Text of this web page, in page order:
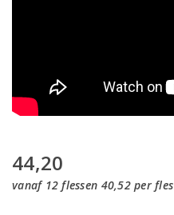
44,20
vanaf 12 flessen 40,52 per fles